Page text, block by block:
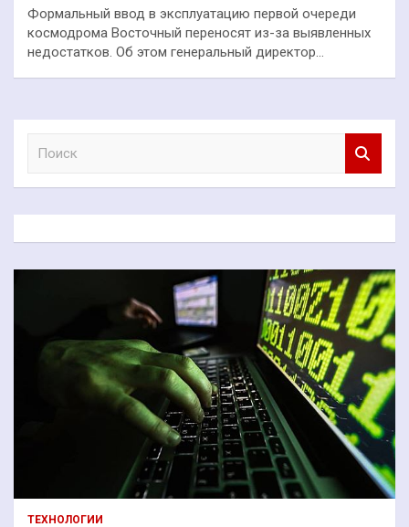
Формальный ввод в эксплуатацию первой очереди
космодрома Восточный переносят из-за выявленных
недостатков. Об этом генеральный директор…
к
ТЕХНОЛОГИИ